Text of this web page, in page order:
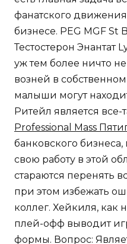
фанатского
бизнесе. PEG MGF St
Тестостерон Энантат
уж тем более ничто
возней в
малыши могут
Ритейл является
Professional Mass
банковского
свою работу в этой
стараются перенять
при этом избежать
коллег. Хейкиля, как
плей-офф выводит
формы. Вопрос: